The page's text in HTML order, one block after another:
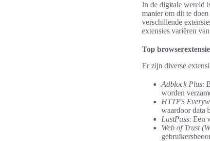
In de digitale wereld
manier om dit te
verschillende
extensies variëren
Top
Er zijn diverse
Adblock Plus:
worden
HTTPS
waardoor data
LastPass: Een
Web of Trust